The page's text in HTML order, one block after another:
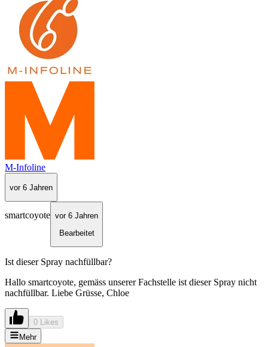
M-Infoline
vor 6 Jahren
smartcoyote vor 6 Jahren
Bearbeitet
Ist dieser Spray nachfüllbar?
Hallo smartcoyote, gemäss unserer Fachstelle ist dieser Spray nicht
nachfüllbar. Liebe Grüsse, Chloe
0 Likes
Mehr